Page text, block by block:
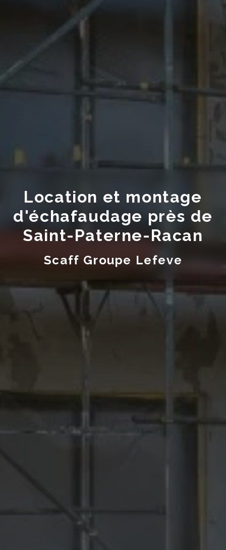
Location et montage
d'échafaudage près de
Saint-Paterne-Racan
Scaff Groupe Lefeve